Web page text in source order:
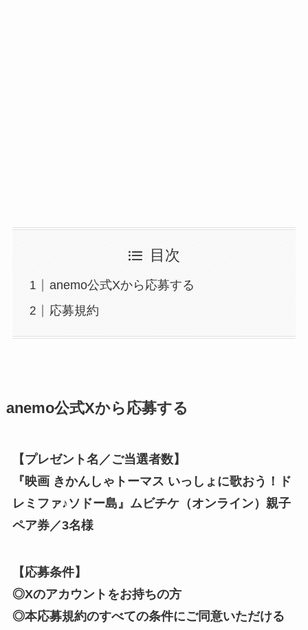
目次
anemo公式Xから応募する
応募規約
anemo公式Xから応募する
【プレゼント名／ご当選者数】
『映画 きかんしゃトーマス いっしょに歌おう！ド
レミファ♪ソドー島』ムビチケ（オンライン）親子
ペア券／3名様
【応募条件】
◎Xのアカウントをお持ちの方
◎本応募規約のすべての条件にご同意いただける